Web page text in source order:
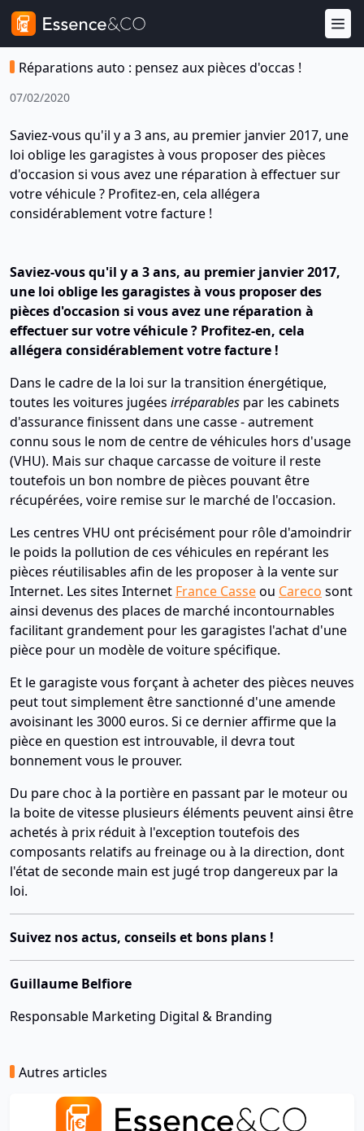
Réparations auto : pensez aux pièces d'occas !
07/02/2020
Saviez-vous qu'il y a 3 ans, au premier janvier 2017, une
loi oblige les garagistes à vous proposer des pièces
d'occasion si vous avez une réparation à effectuer sur
votre véhicule ? Profitez-en, cela allégera
considérablement votre facture !
Saviez-vous qu'il y a 3 ans, au premier janvier 2017,
une loi oblige les garagistes à vous proposer des
pièces d'occasion si vous avez une réparation à
effectuer sur votre véhicule ? Profitez-en, cela
allégera considérablement votre facture !
Dans le cadre de la loi sur la transition énergétique,
toutes les voitures jugées irréparables par les cabinets
d'assurance finissent dans une casse - autrement
connu sous le nom de centre de véhicules hors d'usage
(VHU). Mais sur chaque carcasse de voiture il reste
toutefois un bon nombre de pièces pouvant être
récupérées, voire remise sur le marché de l'occasion.
Les centres VHU ont précisément pour rôle d'amoindrir
le poids la pollution de ces véhicules en repérant les
pièces réutilisables afin de les proposer à la vente sur
Internet. Les sites Internet France Casseou Careco sont
ainsi devenus des places de marché incontournables
facilitant grandement pour les garagistes l'achat d'une
pièce pour un modèle de voiture spécifique.
Et le garagiste vous forçant à acheter des pièces neuves
peut tout simplement être sanctionné d'une amende
avoisinant les 3000 euros. Si ce dernier affirme que la
pièce en question est introuvable, il devra tout
bonnement vous le prouver.
Du pare choc à la portière en passant par le moteur ou
la boite de vitesse plusieurs éléments peuvent ainsi être
achetés à prix réduit à l'exception toutefois des
composants relatifs au freinage ou à la direction, dont
l'état de seconde main est jugé trop dangereux par la
loi.
Suivez nos actus, conseils et bons plans !
Guillaume Belfiore
Responsable Marketing Digital & Branding
Autres articles